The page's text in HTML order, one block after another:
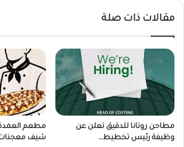
مقالات ذات صلة
مطاحن روتانا للدقيق تعلن عن
وظيفة رئيس تخطيط…
مطعم
شيف